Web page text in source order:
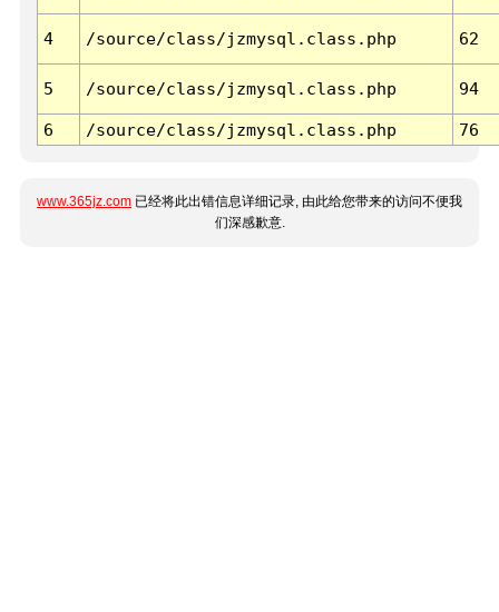
4 /source/class/jzmysql.class.php 62
5 /source/class/jzmysql.class.php 94
6 /source/class/jzmysql.class.php 76
www.365jz.com 已经将此出错信息详细记录, 由此给您带来的访问不便我
们深感歉意.